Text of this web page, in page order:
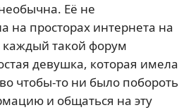
Её не
на просторах интернета на
каждый такой форум
девушка, которая имела
чтобы-то ни было побороть
и общаться на эту